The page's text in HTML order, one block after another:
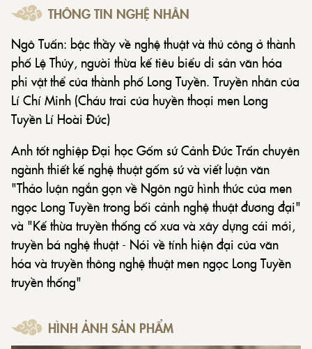
THÔNG TIN NGHỆ NHÂN
Ngô Tuấn: bậc thầy về nghệ thuật và thủ công ở thành
phố Lệ Thủy, người thừa kế tiêu biểu di sản văn hóa
phi vật thể của thành phố Long Tuyền. Truyền nhân của
Lí Chí Minh (Cháu trai của huyền thoại men Long
Tuyền Lí Hoài Đức)
Anh tốt nghiệp Đại học Gốm sứ Cảnh Đức Trấn chuyên
ngành thiết kế nghệ thuật gốm sứ và viết luận văn
"Thảo luận ngắn gọn về Ngôn ngữ hình thức của men
ngọc Long Tuyền trong bối cảnh nghệ thuật đương đại"
và "Kế thừa truyền thống cổ xưa và xây dựng cái mới,
truyền bá nghệ thuật - Nói về tính hiện đại của văn
hóa và truyền thông nghệ thuật men ngọc Long Tuyền
truyền thống"
HÌNH ẢNH SẢN PHẨM